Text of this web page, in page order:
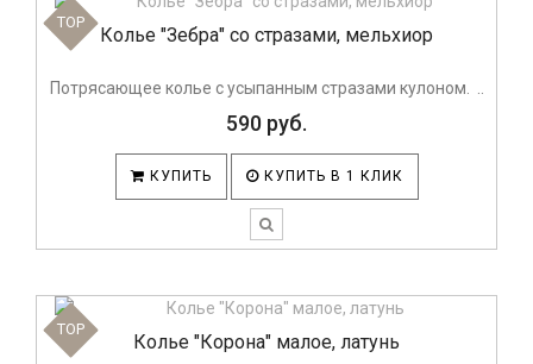
TOP
Колье "Зебра" со стразами, мельхиор
Потрясающее колье с усыпанным стразами кулоном. ..
590 руб.
КУПИТЬ КУПИТЬ В 1 КЛИК
TOP
Колье "Корона" малое, латунь